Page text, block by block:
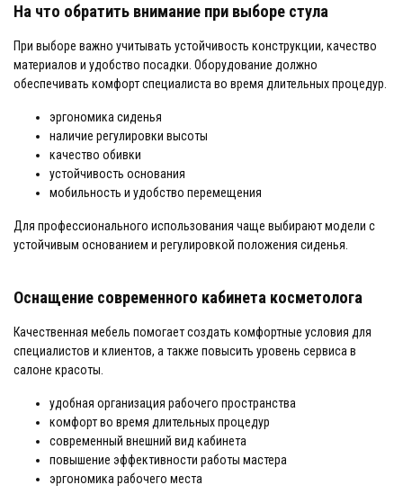
На что обратить внимание при выборе стула
При выборе важно учитывать устойчивость конструкции, качество
материалов и удобство посадки. Оборудование должно
обеспечивать комфорт специалиста во время длительных процедур.
эргономика сиденья
наличие регулировки высоты
качество обивки
устойчивость основания
мобильность и удобство перемещения
Для профессионального использования чаще выбирают модели с
устойчивым основанием и регулировкой положения сиденья.
Оснащение современного кабинета косметолога
Качественная мебель помогает создать комфортные условия для
специалистов и клиентов, а также повысить уровень сервиса в
салоне красоты.
удобная организация рабочего пространства
комфорт во время длительных процедур
современный внешний вид кабинета
повышение эффективности работы мастера
эргономика рабочего места